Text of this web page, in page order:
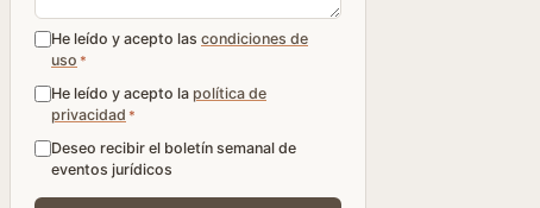
He leído y acepto las condiciones de
uso *
He leído y acepto la política de
privacidad *
Deseo recibir el boletín semanal de
eventos jurídicos